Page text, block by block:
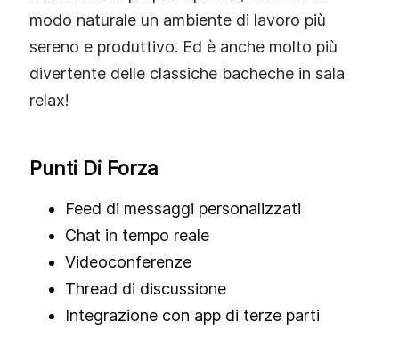
modo naturale un ambiente di lavoro più
sereno e produttivo. Ed è anche molto più
divertente delle classiche bacheche in sala
relax!
Punti Di Forza
Feed di messaggi personalizzati
Chat in tempo reale
Videoconferenze
Thread di discussione
Integrazione con app di terze parti